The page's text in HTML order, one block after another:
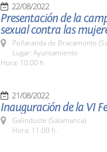
22/08/2022
Presentación de la
sexual contra las
Peñaranda de Bracamonte
Lugar: Ayuntamiento
Hora: 10:00 h.
21/08/2022
Inauguración de la VI
Galinduste (Salamanca)
Hora: 11:00 h.